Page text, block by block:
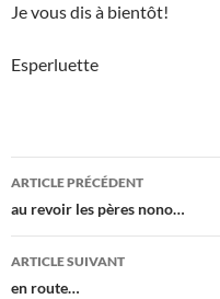
Je vous dis à bientôt!
Esperluette
Navigation
des
articles
ARTICLE PRÉCÉDENT
au revoir les pères nono…
ARTICLE SUIVANT
en route…